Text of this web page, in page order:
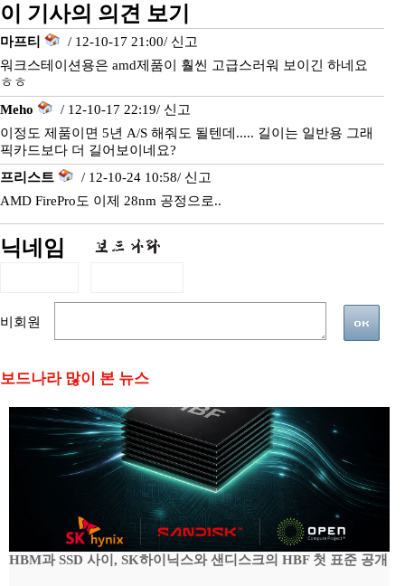
이 기사의 의견 보기
마프티 / 12-10-17 21:00/ 신고
워크스테이션용은 amd제품이 훨씬 고급스러워 보이긴 하네요
ㅎㅎ
Meho
/ 12-10-17 22:19/ 신고
이정도 제품이면 5년 A/S 해줘도 될텐데..... 길이는 일반용 그래
픽카드보다 더 길어보이네요?
프리스트
/ 12-10-24 10:58/ 신고
AMD FirePro도 이제 28nm 공정으로..
닉네임
비회원
보드나라 많이 본 뉴스
HBM과 SSD 사이, SK하이닉스와 샌디스크의 HBF 첫 표준 공개